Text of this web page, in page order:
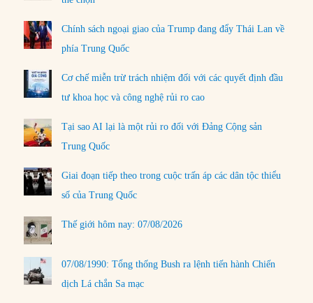
Chính sách ngoại giao của Trump đang đẩy Thái Lan về
phía Trung Quốc
Cơ chế miễn trừ trách nhiệm đối với các quyết định đầu
tư khoa học và công nghệ rủi ro cao
Tại sao AI lại là một rủi ro đối với Đảng Cộng sản
Trung Quốc
Giai đoạn tiếp theo trong cuộc trấn áp các dân tộc thiểu
số của Trung Quốc
Thế giới hôm nay: 07/08/2026
07/08/1990: Tổng thống Bush ra lệnh tiến hành Chiến
dịch Lá chắn Sa mạc